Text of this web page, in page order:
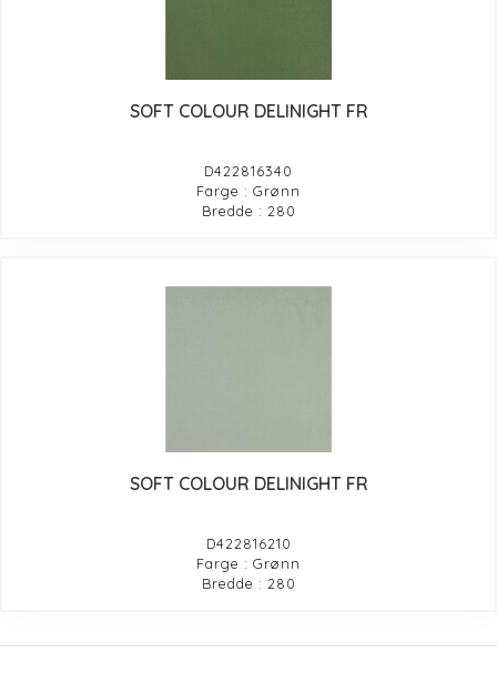
SOFT COLOUR DELINIGHT FR
D422816340
Farge : Grønn
Bredde : 280
SOFT COLOUR DELINIGHT FR
D422816210
Farge : Grønn
Bredde : 280